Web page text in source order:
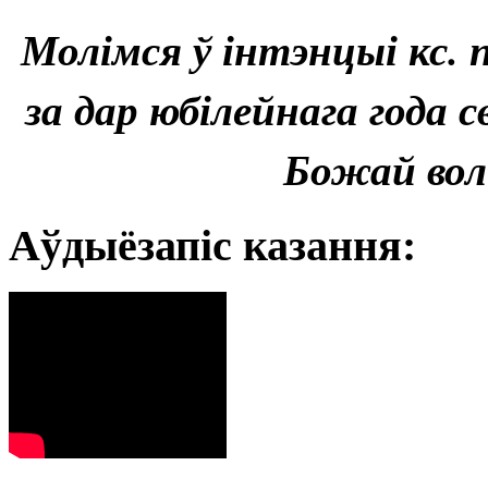
Молімся ў інтэнцыі кс.
за дар юбілейнага года
Божай
Аўдыёзапіс казання: